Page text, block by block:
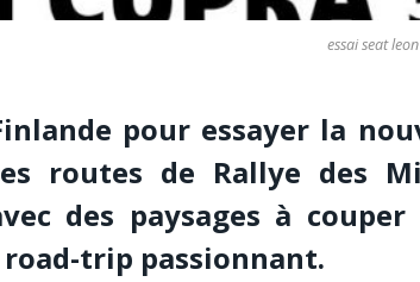
essai seat
pour essayer la
routes de Rallye des
des paysages à
trip passionnant.